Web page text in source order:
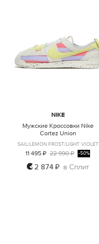
NIKE
Мужские Кроссовки Nike
Cortez Union
SAIL/LEMON FROST/LIGHT VIOLET
11 495 ₽ 22 990 ₽ -50%
2 874 ₽ в Сплит